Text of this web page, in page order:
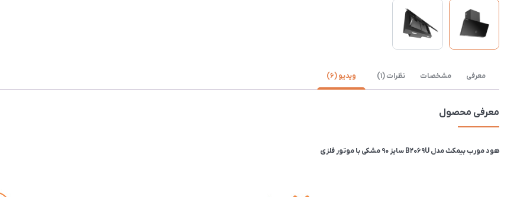
معرفی مشخصات نظرات (1) ویدیو (6)
معرفی محصول
هود مورب بیمکث مدل B2069U سایز 90 مشکی با موتور فلزی